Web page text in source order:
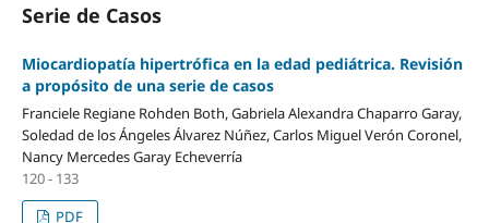
Serie de Casos
Miocardiopatía hipertrófica en la edad pediátrica. Revisión
a propósito de una serie de casos
Franciele Regiane Rohden Both, Gabriela Alexandra Chaparro Garay,
Soledad de los Ángeles Álvarez Núñez, Carlos Miguel Verón Coronel,
Nancy Mercedes Garay Echeverría
120 - 133
PDF